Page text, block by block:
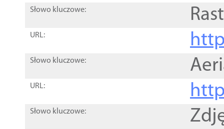
Słowo kluczowe:
URL:
Słowo kluczowe:
URL:
Słowo kluczowe: